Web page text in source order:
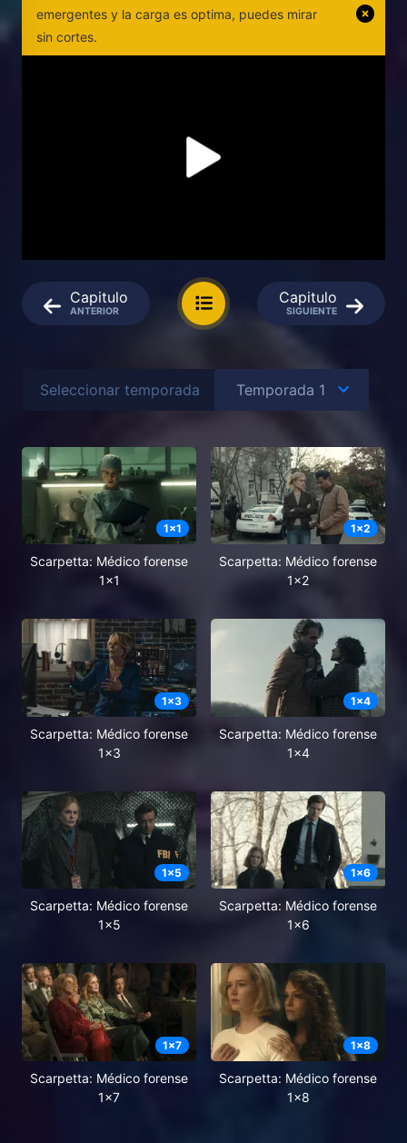
emergentes y la carga es optima, puedes mirar
sin cortes.
Capitulo
ANTERIOR
Capitulo
SIGUIENTE
Seleccionar temporada
1x1
Scarpetta: Médico forense
1x1
1x2
Scarpetta: Médico forense
1x2
1x3
Scarpetta: Médico forense
1x3
1x4
Scarpetta: Médico forense
1x4
1x5
Scarpetta: Médico forense
1x5
1x6
Scarpetta: Médico forense
1x6
1x7
Scarpetta: Médico forense
1x7
1x8
Scarpetta: Médico forense
1x8